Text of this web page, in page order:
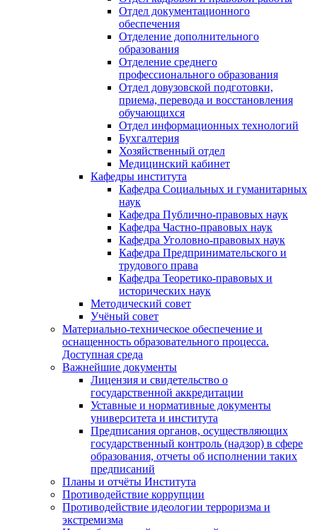
Отдел документационного
обеспечения
Отделение дополнительного
образования
Отделение среднего
профессионального образования
Отдел довузовской подготовки,
приема, перевода и восстановления
обучающихся
Отдел информационных технологий
Бухгалтерия
Хозяйственный отдел
Медицинский кабинет
Кафедры института
Кафедра Социальных и гуманитарных
наук
Кафедра Публично-правовых наук
Кафедра Частно-правовых наук
Кафедра Уголовно-правовых наук
Кафедра Предпринимательского и
трудового права
Кафедра Теоретико-правовых и
исторических наук
Методический совет
Учёный совет
Материально-техническое обеспечение и
оснащенность образовательного процесса.
Доступная среда
Важнейшие документы
Лицензия и свидетельство о
государственной аккредитации
Уставные и нормативные документы
университета и института
Предписания органов, осуществляющих
государственный контроль (надзор) в сфере
образования, отчеты об исполнении таких
предписаний
Планы и отчёты Института
Противодействие коррупции
Противодействие идеологии терроризма и
экстремизма